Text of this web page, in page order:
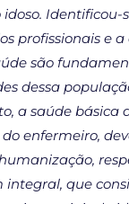
Identificou-
profissionais e
são
dessa
a saúde básica
enfermeiro,
integral, que